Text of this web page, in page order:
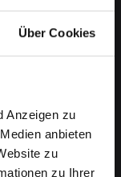
Über Cookies
Anzeigen zu
anbieten
zu
zu Ihrer
kann jedes
welcher im
Meßstetten